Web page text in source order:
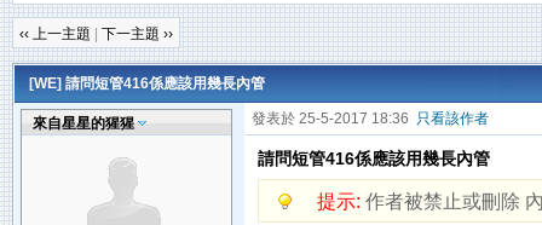
‹‹ 上一主題 下一主題 ››
[WE] 請問短管416係應該用幾長內管
來自星星的猩猩 發表於 25-5-2017 18:36 只看該作者
請問短管416係應該用幾長內管
提示: 作者被禁止或刪除